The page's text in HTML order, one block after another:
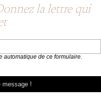
la lettre qui
automatique de ce formulaire.